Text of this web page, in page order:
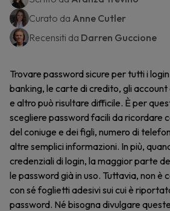
Curato da Anne Cutler
Recensiti da Darren Guccione
Trovare password sicure per tutti i
banking, le carte di credito, gli
e altro può risultare difficile. È per
scegliere password facili da ricordare
del coniuge e dei figli, numero di
altre semplici informazioni. In più,
credenziali di login, la maggior parte
le password già in uso. Tuttavia, non è
con sé foglietti adesivi sui cui è
password. Né bisogna divulgare